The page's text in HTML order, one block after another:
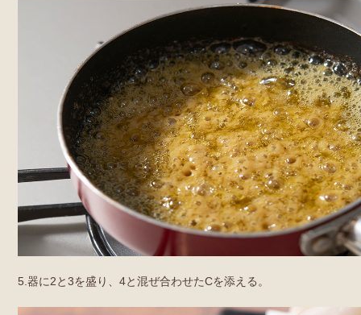
5.器に2と3を盛り、4と混ぜ合わせたCを添える。